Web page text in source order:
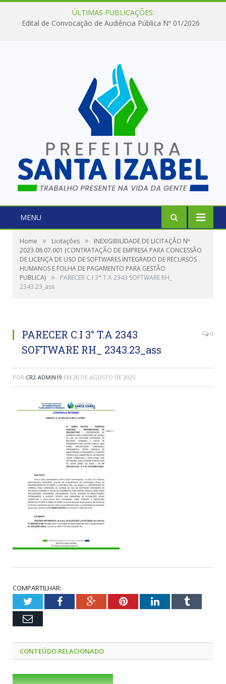
ÚLTIMAS PUBLICAÇÕES:
Edital de Convocação de Audiência Pública Nº 01/2026
MENU
Home » Licitações »
INEXIGIBILIDADE DE LICITAÇÃO Nº
2023.08.07.001 (CONTRATAÇÃO DE EMPRESA PARA CONCESSÃO
DE LICENÇA DE USO DE SOFTWARES INTEGRADO DE RECURSOS
HUMANOS E FOLHA DE PAGAMENTO PARA GESTÃO
PUBLICA) »
PARECER C.I 3° T.A 2343 SOFTWARE RH_
2343.23_ass
PARECER C.I 3° T.A 2343
SOFTWARE RH_ 2343.23_ass
0
POR CR2-ADMIN19 EM 20 DE AGOSTO DE 2025
COMPARTILHAR:
TwitterFacebookGoogle+PinterestLinkedInTumblr
Email
CONTEÚDO RELACIONADO